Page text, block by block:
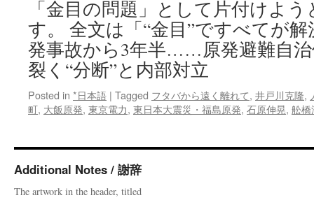
「金目の問題」として片付けよ
す。 全文は「“金目”ですべてが
発事故から3年半……原発避難自
裂く“分断”と内部対立
Posted in *日本語 | Tagged フタバから遠く離れて, 井戸川克隆,
町, 大飯原発, 東京電力, 東日本大震災・福島原発, 石原伸晃, 舩橋
Additional Notes / 謝辞
The artwork in the header, titled